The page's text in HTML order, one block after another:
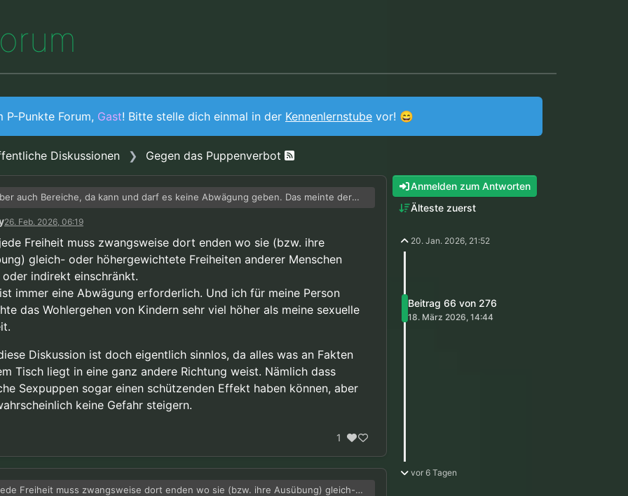
orum
P-Punkte Forum, Gast! Bitte stelle dich einmal in der Kennenlernstube vor! 😄
Diskussionen Gegen das Puppenverbot
auch Bereiche, da kann und darf es keine Abwägung geben. Das meinte der
Wir sind Menschen und in der Psychologie gibt es keine ultimative,
Aussage. Ein Risiko wird man aber aufgrund der Vielfältigkeit von Menschen
und finden.
einen gewissen Kern an Freiheit geben, der absolut geschützt ist. Ich verstehe
an dieser Aussage so kontrovers ist.
26. Feb. 2026, 06:19
Freiheit muss zwangsweise dort enden wo sie (bzw. ihre
gleich- oder höhergewichtete Freiheiten anderer Menschen
indirekt einschränkt.
immer eine Abwägung erforderlich. Und ich für meine Person
das Wohlergehen von Kindern sehr viel höher als meine sexuelle
Diskussion ist doch eigentlich sinnlos, da alles was an Fakten
Tisch liegt in eine ganz andere Richtung weist. Nämlich dass
Sexpuppen sogar einen schützenden Effekt haben können, aber
keine Gefahr steigern.
1
Freiheit muss zwangsweise dort enden wo sie (bzw. ihre Ausübung) gleich-
Anmelden zum Antworten
Älteste zuerst
20. Jan. 2026, 21:52
Beitrag 66 von 276
18. März 2026, 14:44
vor 6 Tagen